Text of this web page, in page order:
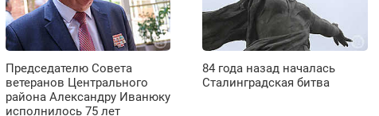
Председателю Совета
ветеранов Центрального
района Александру Иванюку
исполнилось 75 лет
84 года назад началась
Сталинградская битва